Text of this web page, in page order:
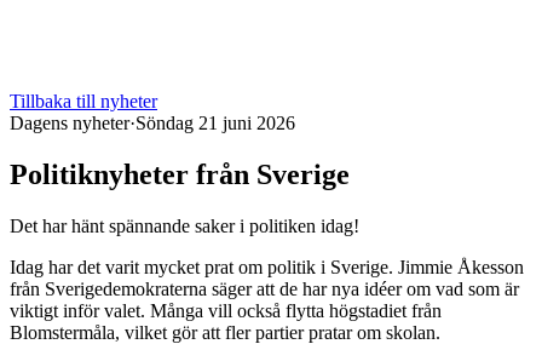
Tillbaka till nyheter
Dagens nyheter·Söndag 21 juni 2026
Politiknyheter från Sverige
Det har hänt spännande saker i politiken idag!
Idag har det varit mycket prat om politik i Sverige. Jimmie Åkesson
från Sverigedemokraterna säger att de har nya idéer om vad som är
viktigt inför valet. Många vill också flytta högstadiet från
Blomstermåla, vilket gör att fler partier pratar om skolan.